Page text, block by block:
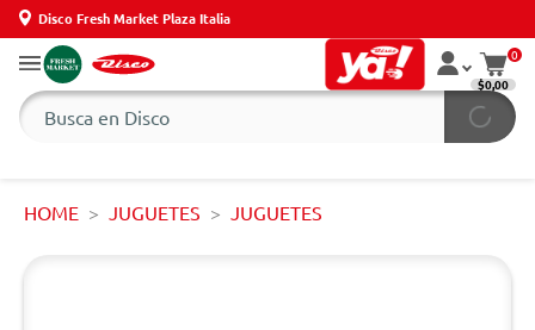
Disco Fresh Market Plaza Italia
0
$0,00
HOME JUGUETES JUGUETES